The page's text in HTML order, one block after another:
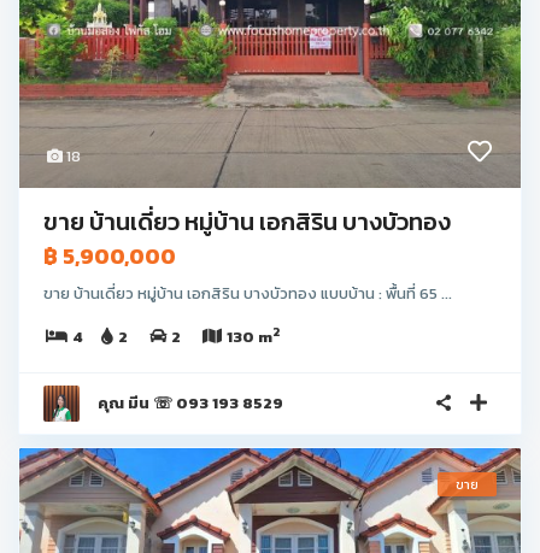
18
ขาย บ้านเดี่ยว หมู่บ้าน เอกสิริน บางบัวทอง
฿ 5,900,000
ขาย บ้านเดี่ยว หมู่บ้าน เอกสิริน บางบัวทอง แบบบ้าน : พื้นที่ 65 ...
4
2 2 130 m2
คุณ มีน ☏ 093 193 8529
ขาย